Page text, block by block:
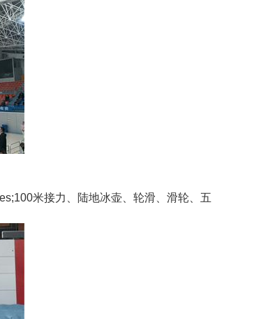
米接力、陆地冰壶、轮滑、滑轮、五